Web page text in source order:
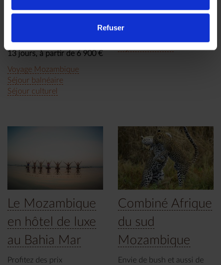
Refuser
(Ibo Island) et du nord du
pays. Le Mozambique, hors
13 jours, à partir de 6 900 €
Voyage Mozambique
Séjour balnéaire
Séjour culturel
Séjour balnéaire
Le Mozambique
en hôtel de luxe
au Bahia Mar
Profitez des prix
Combiné Afrique
du sud
Mozambique
Envie de bush et aussi de